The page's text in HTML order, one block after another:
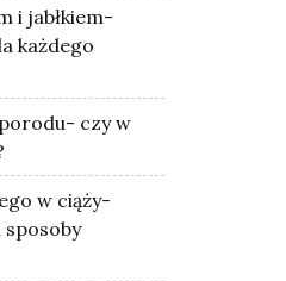
i jabłkiem-
każdego
czy w
w ciąży-
sposoby